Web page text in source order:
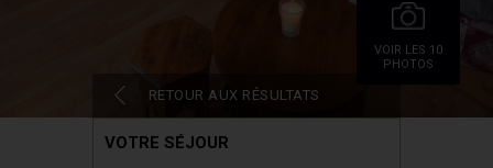
VOIR LES 10
PHOTOS
RETOUR AUX RÉSULTATS
VOTRE SÉJOUR